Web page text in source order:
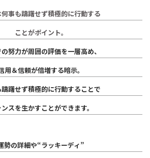
事も躊躇せず積極的に行動する
ことがポイント。
努力が周囲の評価を一層高め、
用＆信頼が倍増する暗示。
躇せず積極的に行動することで
スを生かすことができます。
勢の詳細や“ラッキーディ”